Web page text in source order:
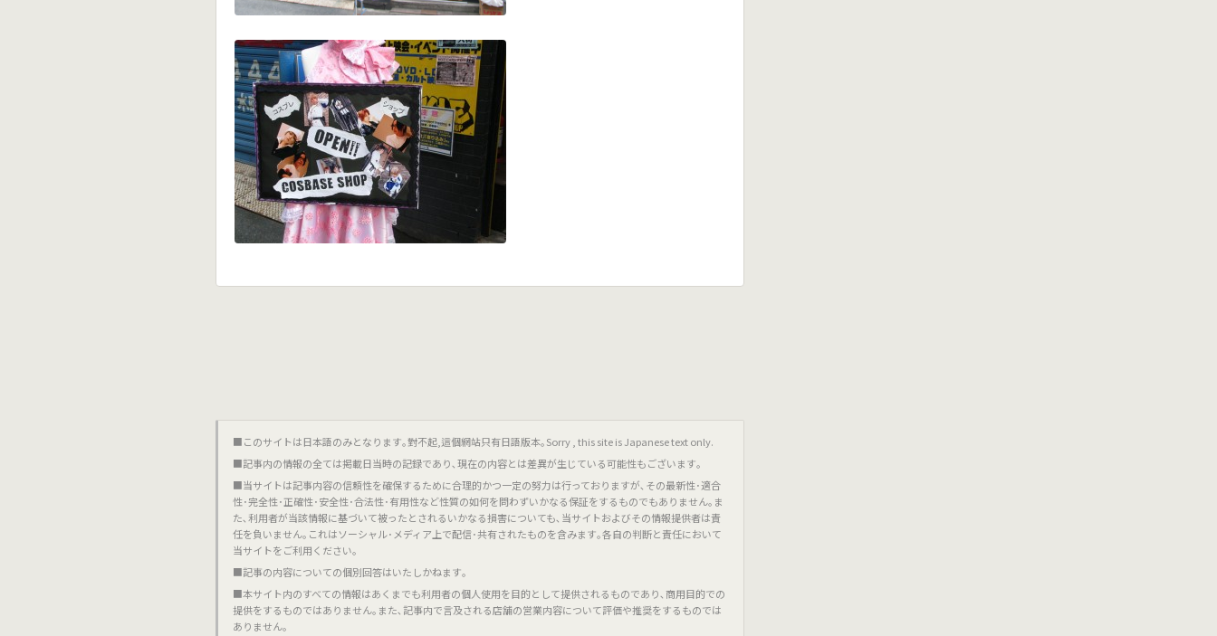
■このサイトは日本語のみとなります｡對不起,這個網站只有日語版本｡Sorry , this site is Japanese text only.
■記事内の情報の全ては掲載日当時の記録であり､現在の内容とは差異が生じている可能性もございます｡
■当サイトは記事内容の信頼性を確保するために合理的かつ一定の努力は行っておりますが､その最新性･適合
性･完全性･正確性･安全性･合法性･有用性など性質の如何を問わずいかなる保証をするものでもありません｡ま
た､利用者が当該情報に基づいて被ったとされるいかなる損害についても､当サイトおよびその情報提供者は責
任を負いません｡これはソーシャル･メディア上で配信･共有されたものを含みます｡各自の判断と責任において
当サイトをご利用ください｡
■記事の内容についての個別回答はいたしかねます｡
■本サイト内のすべての情報はあくまでも利用者の個人使用を目的として提供されるものであり､商用目的での
提供をするものではありません｡また､記事内で言及される店舗の営業内容について評価や推奨をするものでは
ありません｡